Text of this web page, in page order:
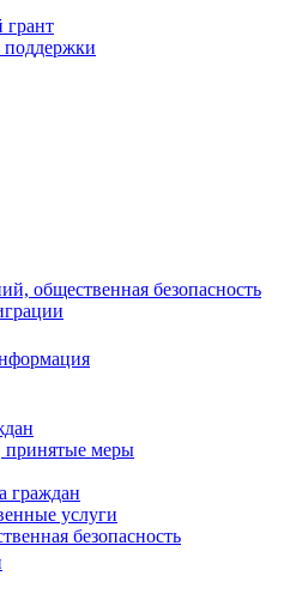
общественная безопасность
принятые меры
граждан
услуги
безопасность